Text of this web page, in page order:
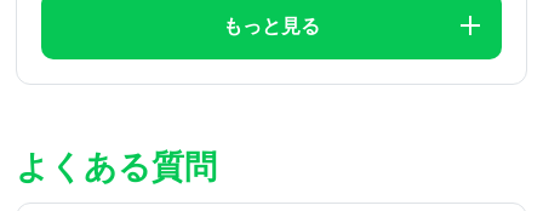
もっと見る
よくある質問